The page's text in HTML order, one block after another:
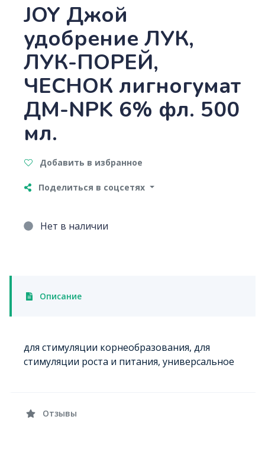
JOY Джой
удобрение ЛУК,
ЛУК-ПОРЕЙ,
ЧЕСНОК лигногумат
ДМ-NPK 6% фл. 500
мл.
Добавить в избранное
Поделиться в соцсетях
Нет в наличии
Описание
для стимуляции корнеобразования, для
стимуляции роста и питания, универсальное
Отзывы